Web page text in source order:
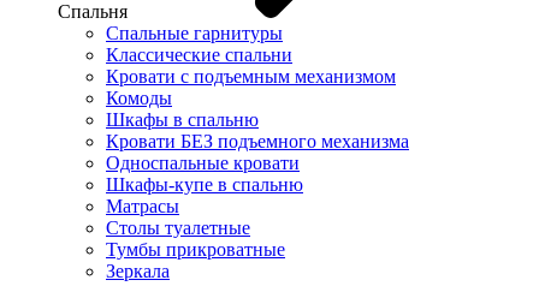
Спальня
Спальные гарнитуры
Классические спальни
Кровати с подъемным механизмом
Комоды
Шкафы в спальню
Кровати БЕЗ подъемного механизма
Односпальные кровати
Шкафы-купе в спальню
Матрасы
Столы туалетные
Тумбы прикроватные
Зеркала